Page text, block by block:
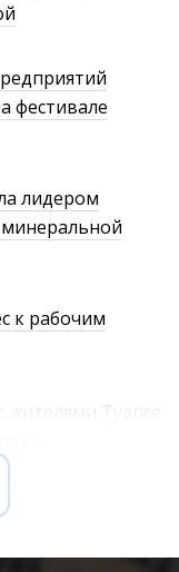
фестивале
лидером
к рабочим
жителями Туапсе